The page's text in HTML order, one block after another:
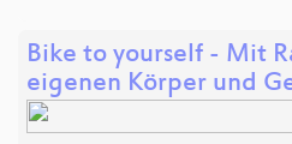
Bike to yourself - Mit
eigenen Körper und